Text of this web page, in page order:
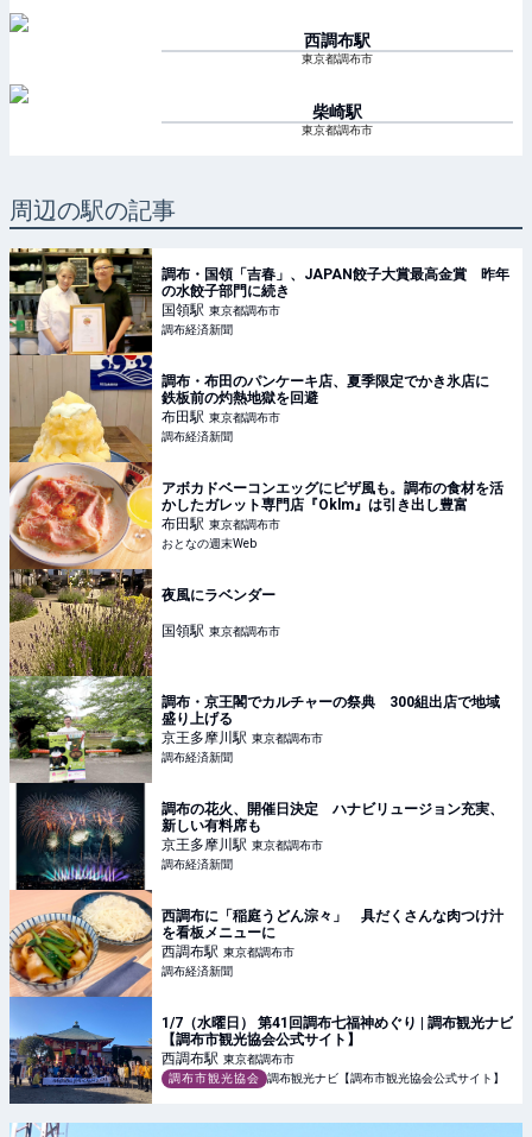
西調布駅
東京都調布市
柴崎駅
東京都調布市
周辺の駅の記事
調布・国領「吉春」、JAPAN餃子大賞最高金賞 昨年
の水餃子部門に続き
国領駅 東京都調布市
調布経済新聞
調布・布田のパンケーキ店、夏季限定でかき氷店に
鉄板前の灼熱地獄を回避
布田駅 東京都調布市
調布経済新聞
アボカドベーコンエッグにピザ風も。調布の食材を活
かしたガレット専門店『Oklm』は引き出し豊富
布田駅 東京都調布市
おとなの週末Web
夜風にラベンダー
国領駅 東京都調布市
調布・京王閣でカルチャーの祭典 300組出店で地域
盛り上げる
京王多摩川駅 東京都調布市
調布経済新聞
調布の花火、開催日決定 ハナビリュージョン充実、
新しい有料席も
京王多摩川駅 東京都調布市
調布経済新聞
西調布に「稲庭うどん淙々」 具だくさんな肉つけ汁
を看板メニューに
西調布駅 東京都調布市
調布経済新聞
1/7（水曜日） 第41回調布七福神めぐり | 調布観光ナビ
【調布市観光協会公式サイト】
西調布駅 東京都調布市
調布市観光協会
調布観光ナビ【調布市観光協会公式サイト】